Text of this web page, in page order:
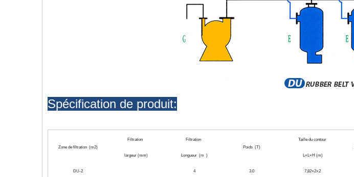
Spécification de produit:
Zone de filtration (m2)
Filtration
largeur (mm)
Filtration
Longueur (m )
Poids (T)
Taille du contour
L×L×H (m)
DU-2 4 3.0 7,82×2×2